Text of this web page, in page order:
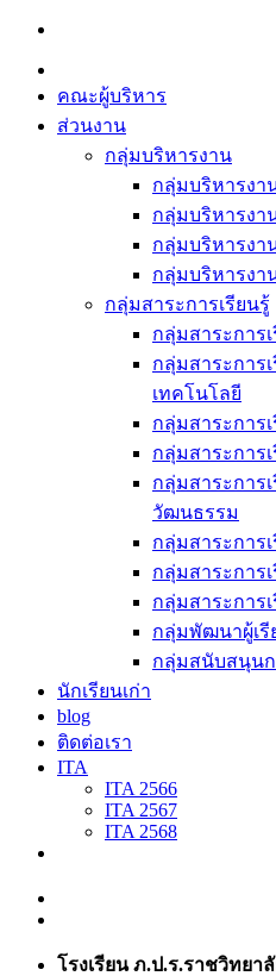
Skip
content
คณะผู้บริหาร
ส่วนงาน
กลุ่มบริหารงาน
กลุ่มบริหารงา
กลุ่มบริหารงา
กลุ่มบริหารง
กลุ่มบริหารงา
กลุ่มสาระการเรียนรู้
กลุ่มสาระการ
กลุ่มสาระการ
เทคโนโลยี
กลุ่มสาระการ
กลุ่มสาระการ
กลุ่มสาระการ
วัฒนธรรม
กลุ่มสาระการ
กลุ่มสาระการ
กลุ่มสาระการ
กลุ่มพัฒนาผู้เรี
กลุ่มสนับสนุน
นักเรียนเก่า
blog
ติดต่อเรา
ITA
ITA 2566
ITA 2567
ITA 2568
โรงเรียน ภ.ป.ร.ราชวิทย